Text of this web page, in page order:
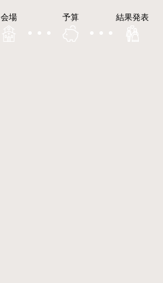
会場 予算 結果発表